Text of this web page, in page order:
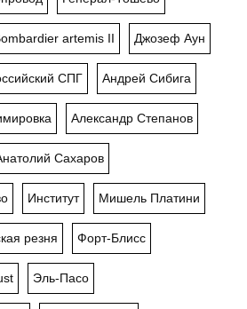
artemis II Джозеф Аун
СПГ Андрей Сибига
Александр Степанов
Сахаров
Институт Мишель Платини
резня Форт-Блисс
Эль-Пасо